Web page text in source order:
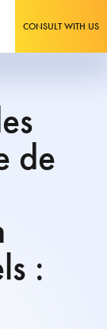
CONSULT WITH US
de
: